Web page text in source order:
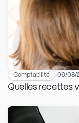
Comptabilité 06/08/
Quelles recettes